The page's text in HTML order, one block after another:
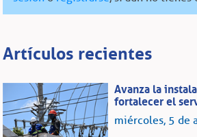
Artículos recientes
Avanza la
fortalecer el
miércoles, 5 de